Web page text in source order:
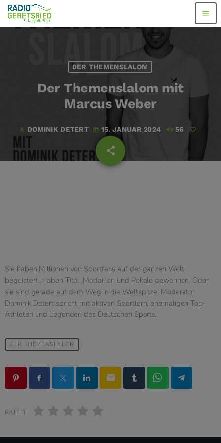
menu
DER THEMENSLALOM
Der Themenslalom mit
Marcus Weber
mic DOMINIK DETERT today 15. JANUAR 2024 56
share
email
Sie haben Millionen von Sportfans auf der ganzen Welt
begeistert. Haben Titel, Medaillen und Pokale gewonnen. Oder
sie sind gerade auf dem Weg in die Weltspitze. Moderator
Dominik Detert spricht mit aktiven Sportlern, ehemaligen Top-
Athleten und Legenden des Deutschen Sports.
DER THEMENSLALOM
email
RATE IT